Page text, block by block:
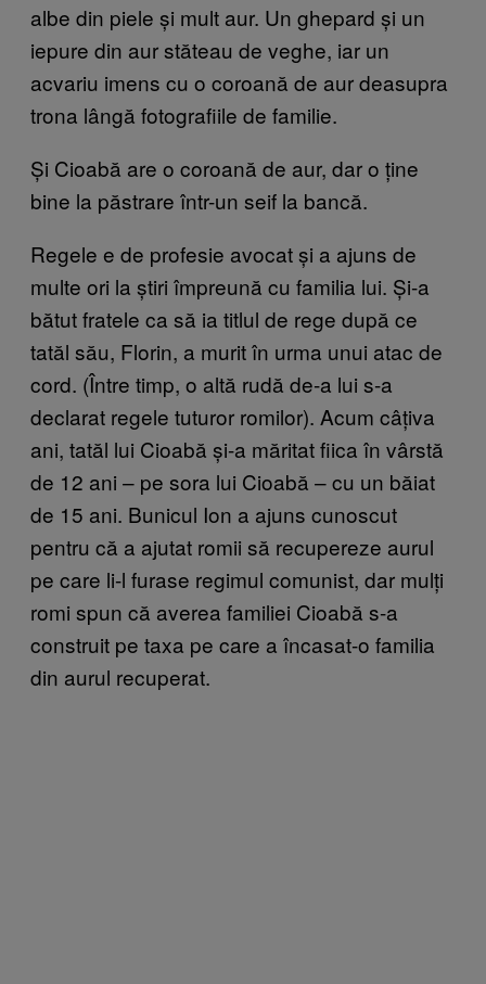
albe din piele și mult aur. Un ghepard și un
iepure din aur stăteau de veghe, iar un
acvariu imens cu o coroană de aur deasupra
trona lângă fotografiile de familie.
Și Cioabă are o coroană de aur, dar o ține
bine la păstrare într-un seif la bancă.
Regele e de profesie avocat și a ajuns de
multe ori la știri împreună cu familia lui. Și-a
bătut fratele ca să ia titlul de rege după ce
tatăl său, Florin, a murit în urma unui atac de
cord. (Între timp, o altă rudă de-a lui s-a
declarat regele tuturor romilor). Acum câțiva
ani, tatăl lui Cioabă și-a măritat fiica în vârstă
de 12 ani – pe sora lui Cioabă – cu un băiat
de 15 ani. Bunicul Ion a ajuns cunoscut
pentru că a ajutat romii să recupereze aurul
pe care li-l furase regimul comunist, dar mulți
romi spun că averea familiei Cioabă s-a
construit pe taxa pe care a încasat-o familia
din aurul recuperat.